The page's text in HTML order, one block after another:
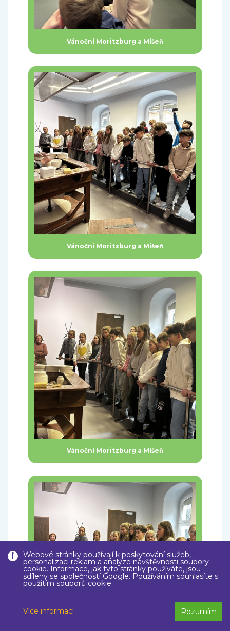
Webové stránky používají k poskytování služeb,
personalizaci reklam a analýze návštěvnosti soubory
cookie. Informace, jak tyto stránky používáte, jsou
sdíleny se společností Google. Používáním souhlasíte s
použitím souborů cookie.
Více informací Rozumím
Vánoční Moritzburg a Míšeň
Vánoční Moritzburg a Míšeň
Vánoční Moritzburg a Míšeň